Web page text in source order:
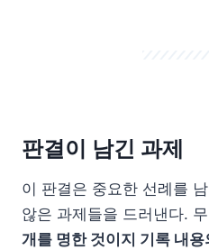
판결이 남긴 과제
이 판결은 중요한 선례를
않은 과제들을 드러낸다.
개를 명한 것이지 기록 내